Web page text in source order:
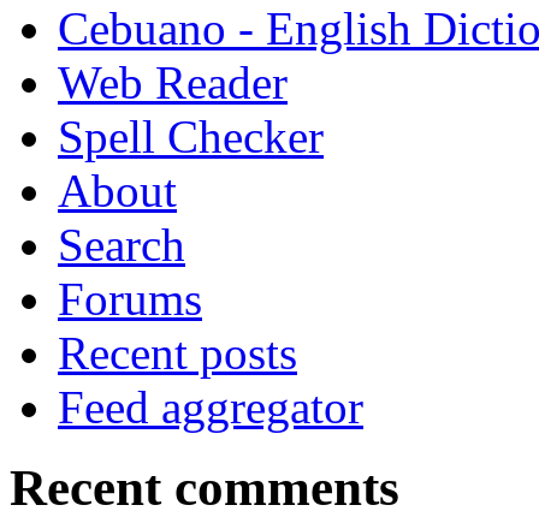
Cebuano - English
Web Reader
Spell Checker
About
Search
Forums
Recent posts
Feed aggregator
Recent comments